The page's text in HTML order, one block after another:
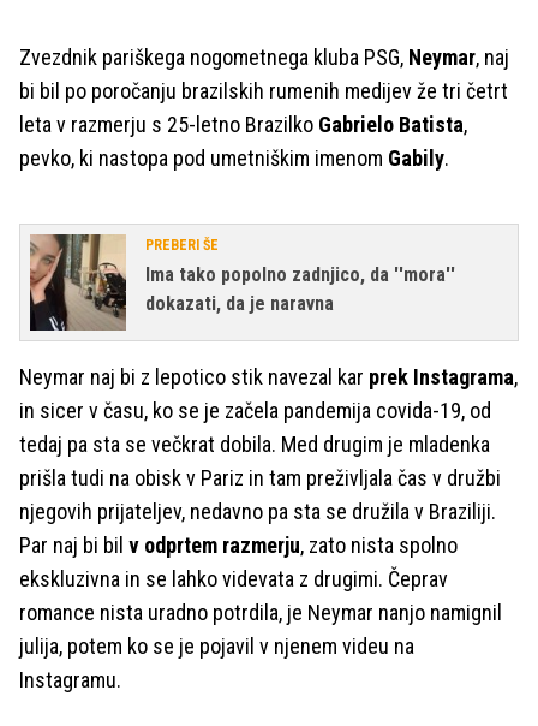
Zvezdnik pariškega nogometnega kluba PSG, Neymar, naj
bi bil po poročanju brazilskih rumenih medijev že tri četrt
leta v razmerju s 25-letno Brazilko Gabrielo Batista,
pevko, ki nastopa pod umetniškim imenom Gabily.
PREBERI ŠE
Ima tako popolno zadnjico, da ''mora''
dokazati, da je naravna
Neymar naj bi z lepotico stik navezal kar prek Instagrama,
in sicer v času, ko se je začela pandemija covida-19, od
tedaj pa sta se večkrat dobila. Med drugim je mladenka
prišla tudi na obisk v Pariz in tam preživljala čas v družbi
njegovih prijateljev, nedavno pa sta se družila v Braziliji.
Par naj bi bil v odprtem razmerju, zato nista spolno
ekskluzivna in se lahko videvata z drugimi. Čeprav
romance nista uradno potrdila, je Neymar nanjo namignil
julija, potem ko se je pojavil v njenem videu na
Instagramu.